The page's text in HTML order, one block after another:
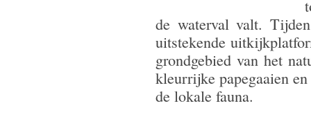
de waterval valt.
uitstekende
grondgebied van het
kleurrijke papegaaien
de lokale fauna.